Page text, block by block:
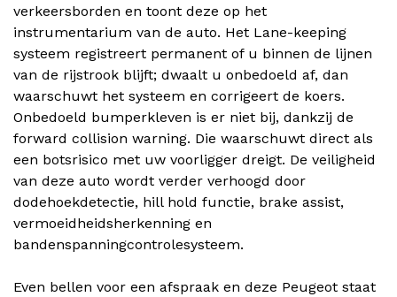
verkeersborden en toont deze op het
instrumentarium van de auto. Het Lane-keeping
systeem registreert permanent of u binnen de lijnen
van de rijstrook blijft; dwaalt u onbedoeld af, dan
waarschuwt het systeem en corrigeert de koers.
Onbedoeld bumperkleven is er niet bij, dankzij de
forward collision warning. Die waarschuwt direct als
een botsrisico met uw voorligger dreigt. De veiligheid
van deze auto wordt verder verhoogd door
dodehoekdetectie, hill hold functie, brake assist,
vermoeidheidsherkenning en
bandenspanningcontrolesysteem.
Even bellen voor een afspraak en deze Peugeot staat